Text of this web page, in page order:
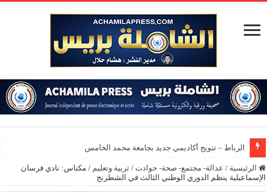
الرباط – تتويج أكاديمي جديد بجامعة محمد الخامس
الرئيسية / عدالة- مجتمع- صحة- حوادت / تربية وتعليم / مكناس: نادي فرسان
الإسماعيلية ينظم الدوري الوطني الثالث في الشطرنج